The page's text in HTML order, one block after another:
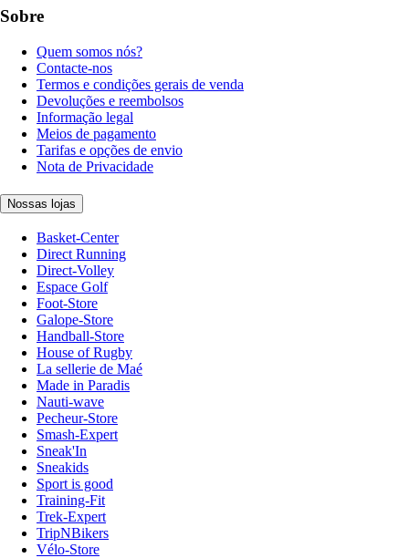
Sobre
Quem somos nós?
Contacte-nos
Termos e condições gerais de venda
Devoluções e reembolsos
Informação legal
Meios de pagamento
Tarifas e opções de envio
Nota de Privacidade
Nossas lojas
Basket-Center
Direct Running
Direct-Volley
Espace Golf
Foot-Store
Galope-Store
Handball-Store
House of Rugby
La sellerie de Maé
Made in Paradis
Nauti-wave
Pecheur-Store
Smash-Expert
Sneak'In
Sneakids
Sport is good
Training-Fit
Trek-Expert
TripNBikers
Vélo-Store